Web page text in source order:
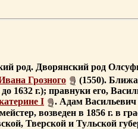
род. Дворянский род
Грозного
(1550).
1632 г.); правнуки его,
I . Адам Васильевич
возведен в 1856 г. в
Тверской и Тульской